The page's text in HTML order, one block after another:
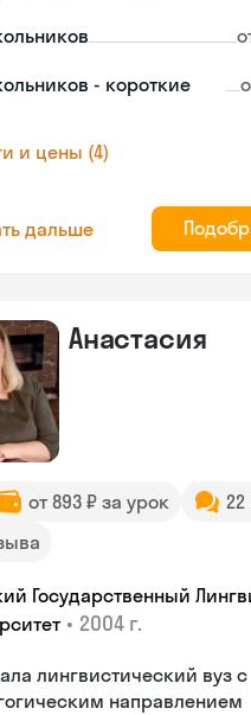
- короткие
и цены (4)
дальше
Анастасия
от 893 ₽ за урок
22
Государственный
• 2004 г.
лингвистический вуз с
направлением